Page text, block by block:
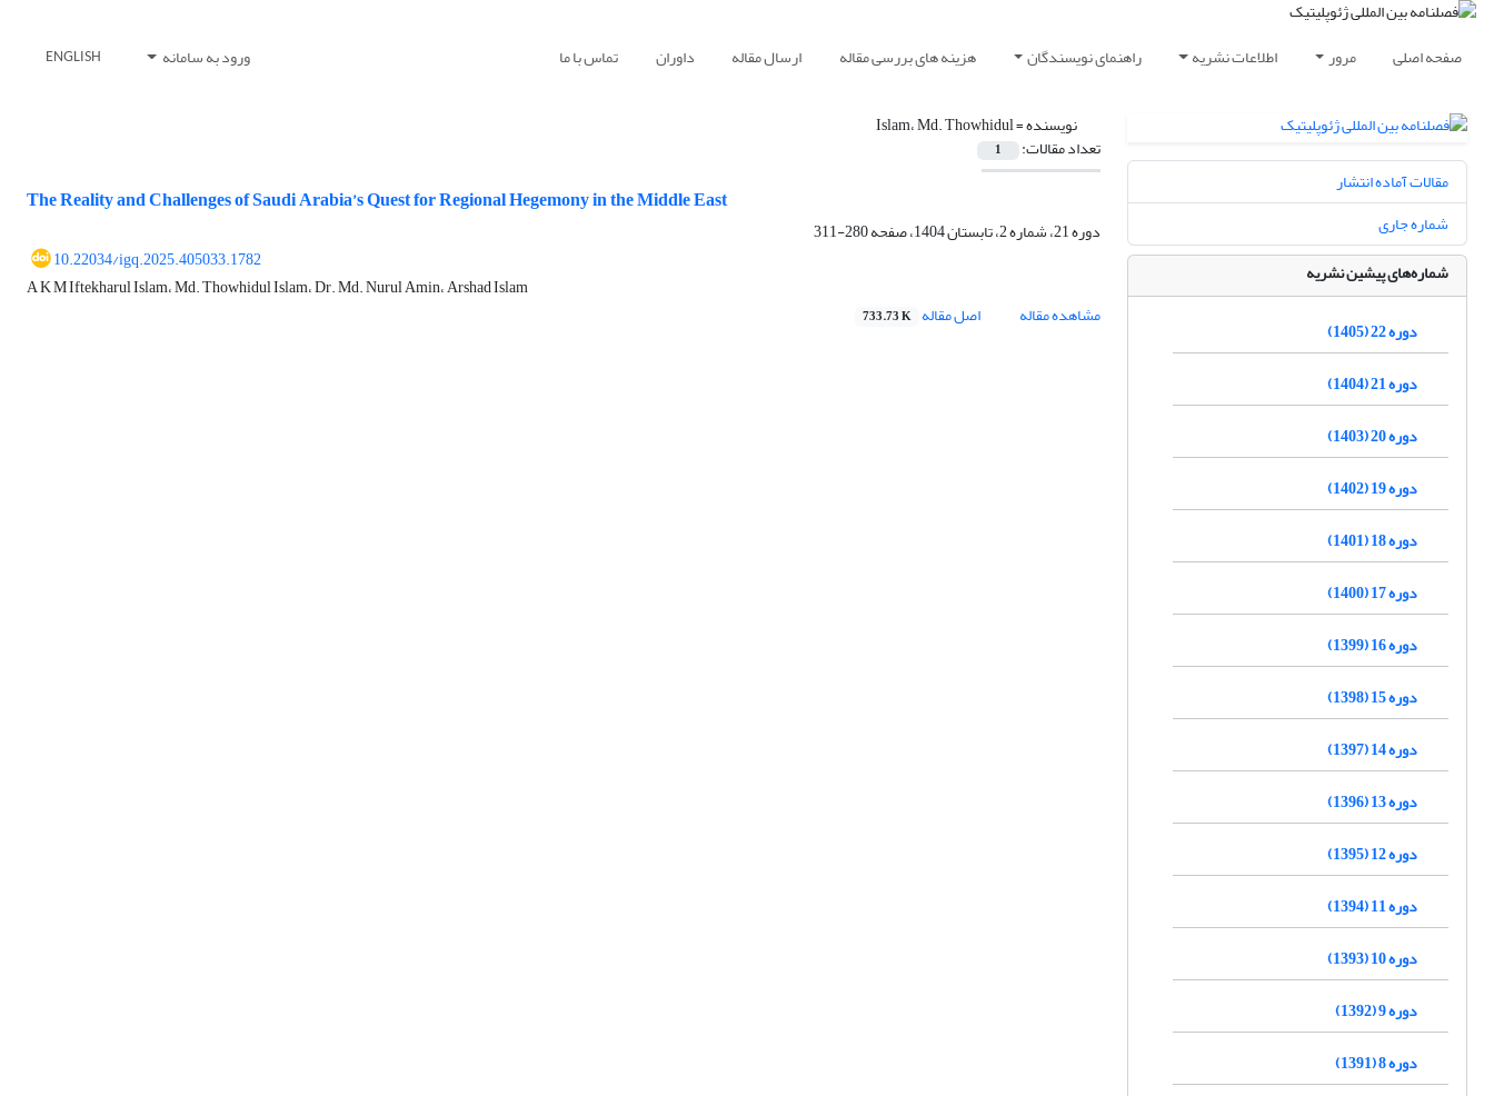
صفحه اصلی مرور اطلاعات نشریه راهنمای نویسندگان هزینه های بررسی مقاله ارسال مقاله داوران تماس با ما ورود به سامانه ENGLISH
نویسنده =Islam، Md. Thowhidul
تعداد مقالات: 1
The Reality and Challenges of Saudi Arabia’s Quest for Regional Hegemony in the Middle East
دوره 21، شماره 2، تابستان 1404، صفحه
280-311
10.22034/igq.2025.405033.1782
A K M Iftekharul Islam، Md. Thowhidul Islam، Dr. Md. Nurul Amin، Arshad Islam
مشاهده مقاله
اصل مقاله 733.73 K
مقالات آماده انتشار
شماره جاری
شماره‌های پیشین نشریه
دوره 22 (1405)
دوره 21 (1404)
دوره 20 (1403)
دوره 19 (1402)
دوره 18 (1401)
دوره 17 (1400)
دوره 16 (1399)
دوره 15 (1398)
دوره 14 (1397)
دوره 13 (1396)
دوره 12 (1395)
دوره 11 (1394)
دوره 10 (1393)
دوره 9 (1392)
دوره 8 (1391)